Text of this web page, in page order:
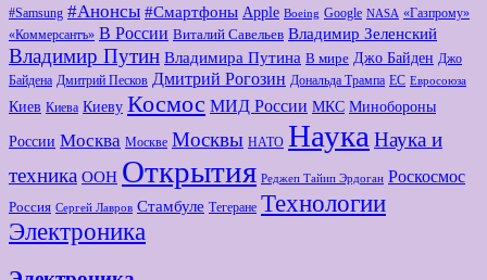
#Samsung #Анонсы #Смартфоны Apple Boeing Google NASA «Газпрому»
«Коммерсантъ» В России Виталий Савельев Владимир Зеленский
Владимир Путин Владимира Путина В мире Джо Байден Джо
Байдена Дмитрий Песков Дмитрий Рогозин Дональда Трампа ЕС Евросоюза
Киев Киева Киеву Космос МИД России МКС Минобороны
России Москва Москве Москвы НАТО Наука Наука и
техника ООН Открытия Реджеп Тайип Эрдоган Роскосмос
Россия Сергей Лавров Стамбуле Тегеране Технологии
Электроника